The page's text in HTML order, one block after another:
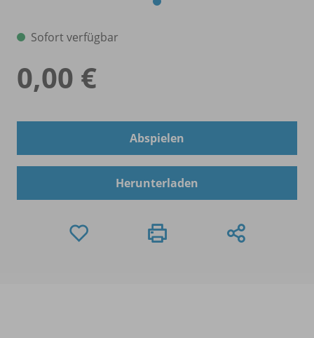
Sofort verfügbar
0,00 €
Abspielen
Herunterladen